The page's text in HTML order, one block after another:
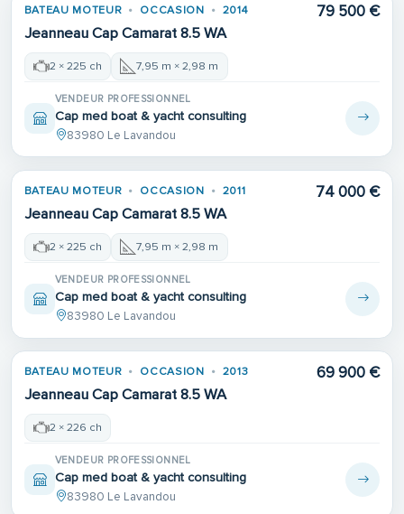
BATEAU MOTEUR OCCASION 2014
Jeanneau Cap Camarat 8.5 WA
79 500 €
2 × 225 ch 7,95 m × 2,98 m
VENDEUR PROFESSIONNEL
Cap med boat & yacht consulting
83980 Le Lavandou
BATEAU MOTEUR OCCASION 2011
Jeanneau Cap Camarat 8.5 WA
74 000 €
2 × 225 ch 7,95 m × 2,98 m
VENDEUR PROFESSIONNEL
Cap med boat & yacht consulting
83980 Le Lavandou
BATEAU MOTEUR OCCASION 2013
Jeanneau Cap Camarat 8.5 WA
69 900 €
2 × 226 ch
VENDEUR PROFESSIONNEL
Cap med boat & yacht consulting
83980 Le Lavandou